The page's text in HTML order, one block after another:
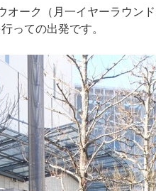
ーク（月一イヤーラウン
っての出発です。